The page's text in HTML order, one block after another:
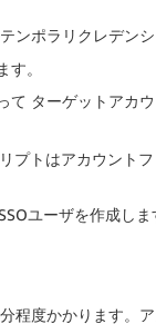
ンポラリクレデン
。
て ターゲットアカ
プトはアカウント
ユーザを作成しま
程度かかります。